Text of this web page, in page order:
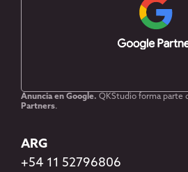
Anuncia en Google. QKStudio forma parte
Partners.
ARG
+54 11 52796806